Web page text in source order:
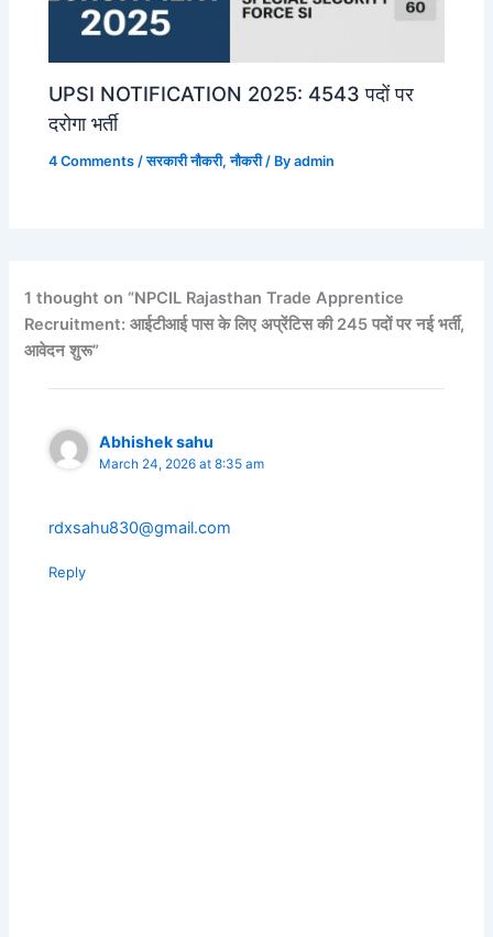
UPSI NOTIFICATION 2025: 4543 पदों पर
दरोगा भर्ती
4 Comments /सरकारी नौकरी,नौकरी/ Byadmin
1 thought on “NPCIL Rajasthan Trade Apprentice
Recruitment: आईटीआई पास के लिए अप्रेंटिस की 245 पदों पर नई भर्ती,
आवेदन शुरू”
Abhishek sahu
March 24, 2026 at 8:35 am
rdxsahu830@gmail.com
Reply